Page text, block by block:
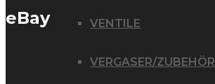
VENTILE
VERGASER/ZUBEHÖR
eBay